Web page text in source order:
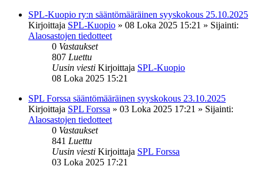
SPL-Kuopio ry:n sääntömääräinen syyskokous 25.10.2025
Kirjoittaja SPL-Kuopio » 08 Loka 2025 15:21 » Sijainti:
Alaosastojen tiedotteet
0 Vastaukset
807 Luettu
Uusin viesti Kirjoittaja SPL-Kuopio
08 Loka 2025 15:21
SPL Forssa sääntömääräinen syyskokous 23.10.2025
Kirjoittaja SPL Forssa » 03 Loka 2025 17:21 » Sijainti:
Alaosastojen tiedotteet
0 Vastaukset
841 Luettu
Uusin viesti Kirjoittaja SPL Forssa
03 Loka 2025 17:21